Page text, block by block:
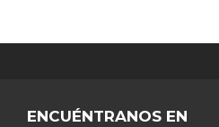
ENCUÉNTRANOS EN